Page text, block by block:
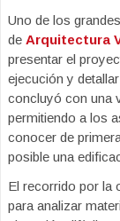
Uno de los
de Arquitectura
presentar el
ejecución y
concluyó con una
permitiendo a los
conocer de
posible una
El recorrido por la
para analizar